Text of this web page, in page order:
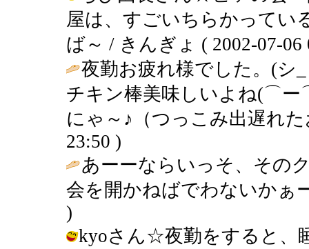
屋は、すごいちらかってい
ば～ / きんぎょ ( 2002-07-06
夜勤お疲れ様でした。(
チキン棒美味しいよね(⌒
にゃ～♪（つっこみ出遅れ
23:50 )
あーーならいっそ、その
会を開かねばでわないかぁ
)
kyoさん☆夜勤をすると、